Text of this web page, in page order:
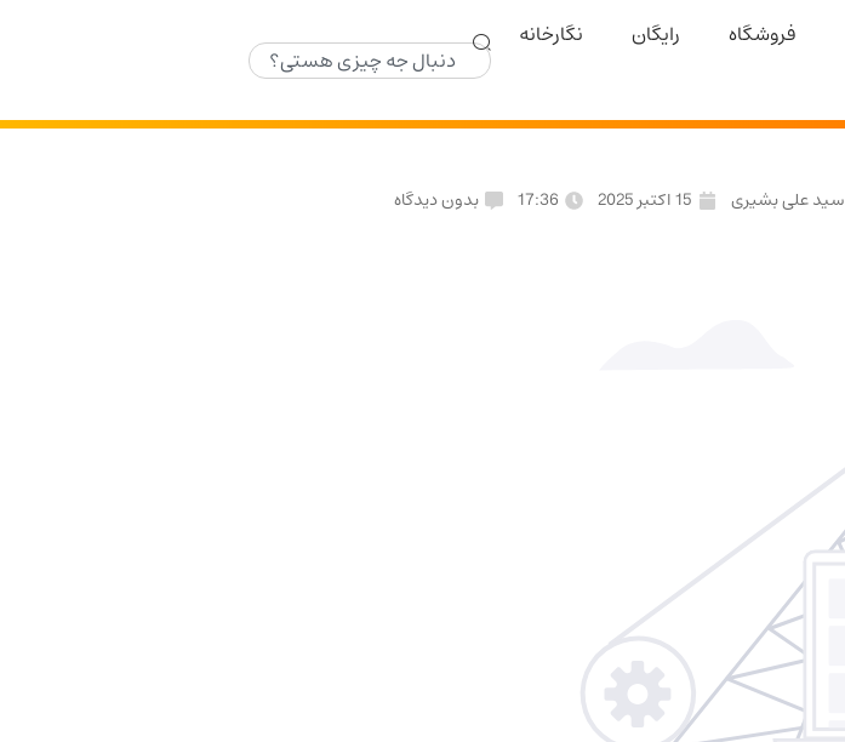
فروشگاه رایگان نگارخانه
سید علی بشیری 15 اکتبر 2025 17:36 بدون دیدگاه